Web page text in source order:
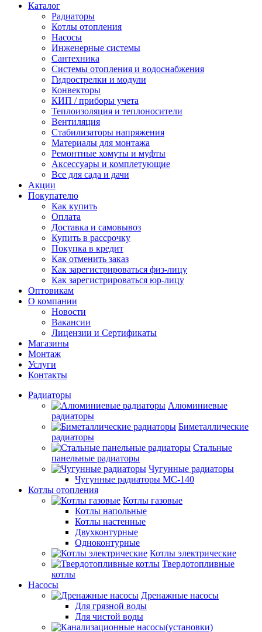
Каталог
Радиаторы
Котлы отопления
Насосы
Инженерные системы
Сантехника
Системы отопления и водоснабжения
Гидрострелки и модули
Конвекторы
КИП / приборы учета
Теплоизоляция и теплоносители
Вентиляция
Стабилизаторы напряжения
Материалы для монтажа
Ремонтные хомуты и муфты
Аксессуары и комплетующие
Все для сада и дачи
Акции
Покупателю
Как купить
Оплата
Доставка и самовывоз
Купить в рассрочку
Покупка в кредит
Как отменить заказ
Как зарегистрироваться физ-лицу
Как зарегистрироваться юр-лицу
Оптовикам
О компании
Новости
Вакансии
Лицензии и Сертификаты
Магазины
Монтаж
Услуги
Контакты
Радиаторы
Алюминиевые
радиаторы
Биметаллические
радиаторы
Стальные
панельные радиаторы
Чугунные радиаторы
Чугунные радиаторы МС-140
Котлы отопления
Котлы газовые
Котлы напольные
Котлы настенные
Двухконтурные
Одноконтурные
Котлы электрические
Твердотопливные
котлы
Насосы
Дренажные насосы
Для грязной воды
Для чистой воды